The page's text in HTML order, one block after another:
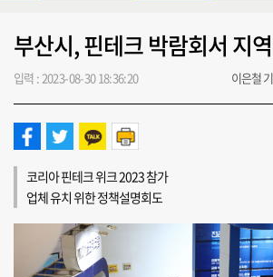
부산시, 핀테크 박람회서 지
입력 : 2023-08-30 18:36:20 이은철
코리아 핀테크 위크 2023 참가
업체 유치 위한 정책설명회도